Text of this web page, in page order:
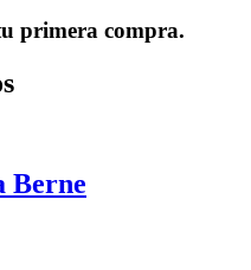
primera compra.
Berne